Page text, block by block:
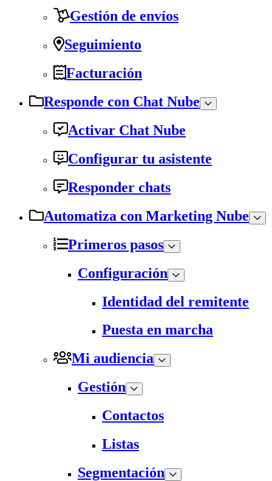
Gestión de envíos
Seguimiento
Facturación
Responde con Chat Nube
Activar Chat Nube
Configurar tu asistente
Responder chats
Automatiza con Marketing Nube
Primeros pasos
Configuración
Identidad del remitente
Puesta en marcha
Mi audiencia
Gestión
Contactos
Listas
Segmentación